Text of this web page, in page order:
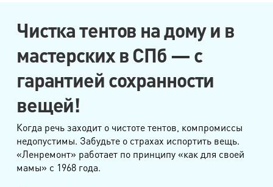
Чистка тентов на дому и в
мастерских в СПб — с
гарантией сохранности
вещей!
Когда речь заходит о чистоте тентов, компромиссы
недопустимы. Забудьте о страхах испортить вещь.
«Ленремонт» работает по принципу «как для своей
мамы» с 1968 года.